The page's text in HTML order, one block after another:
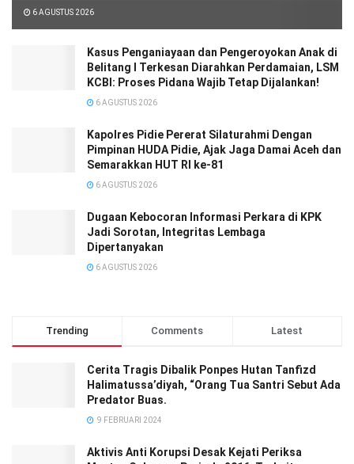
6 AGUSTUS 2026
Kasus Penganiayaan dan Pengeroyokan Anak di
Belitang I Terkesan Diarahkan Perdamaian, LSM
KCBI: Proses Pidana Wajib Tetap Dijalankan!
6 AGUSTUS 2026
‎‎Kapolres Pidie Pererat Silaturahmi Dengan
Pimpinan HUDA Pidie, Ajak Jaga Damai Aceh dan
Semarakkan HUT RI ke-81
6 AGUSTUS 2026
Dugaan Kebocoran Informasi Perkara di KPK
Jadi Sorotan, Integritas Lembaga
Dipertanyakan
6 AGUSTUS 2026
Trending Comments Latest
Cerita Tragis Dibalik Ponpes Hutan Tanfizd
Halimatussa’diyah, “Orang Tua Santri Sebut Ada
Predator Buas.
9 FEBRUARI 2024
Aktivis Anti Korupsi Desak Kejati Periksa